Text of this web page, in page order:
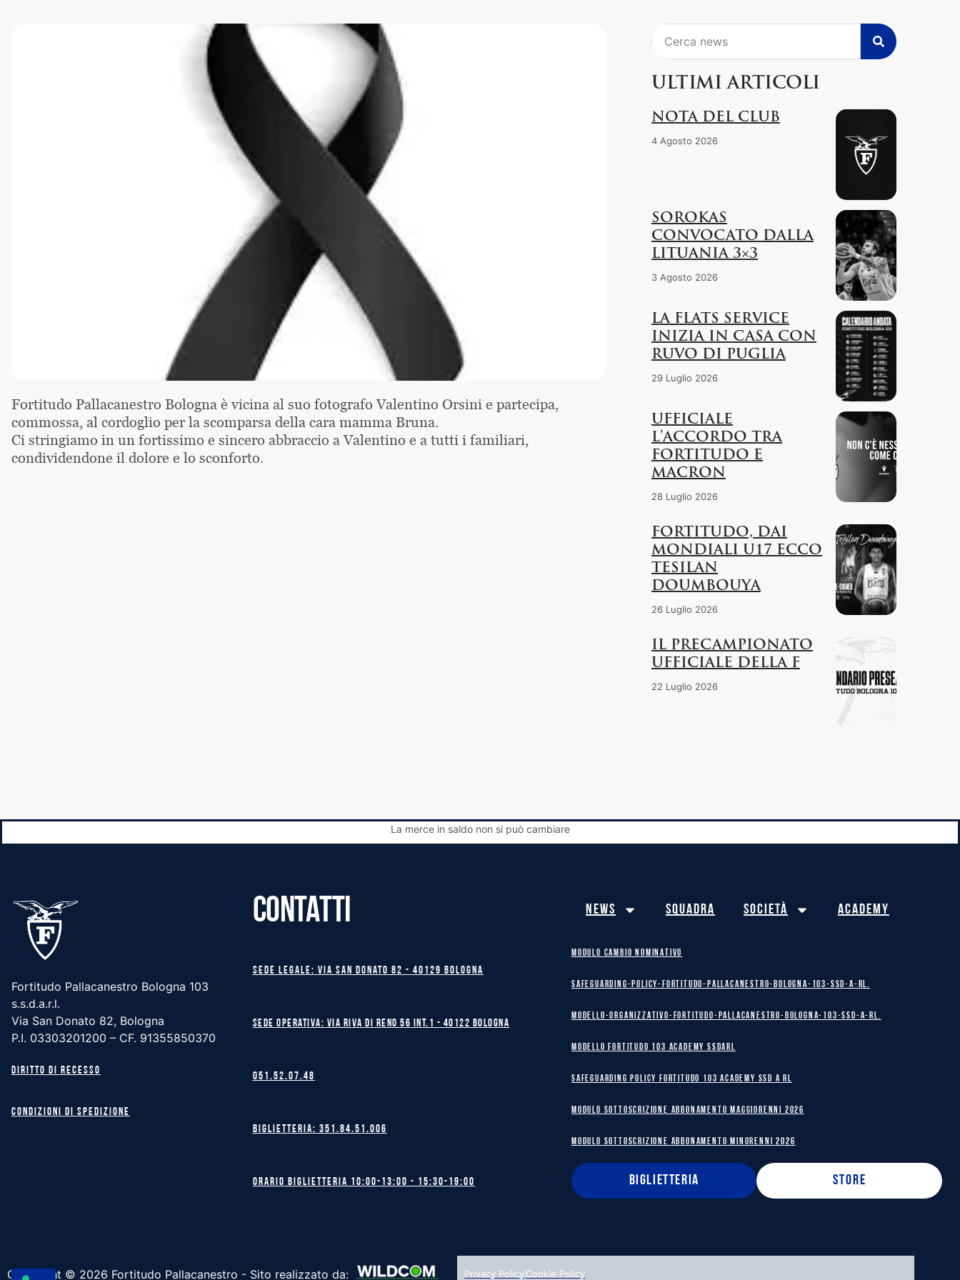
Fortitudo Pallacanestro Bologna è vicina al suo fotografo Valentino Orsini e partecipa,
commossa, al cordoglio per la scomparsa della cara mamma Bruna.
Ci stringiamo in un fortissimo e sincero abbraccio a Valentino e a tutti i familiari,
condividendone il dolore e lo sconforto.
ULTIMI ARTICOLI
NOTA DEL CLUB
4 Agosto 2026
SOROKAS
CONVOCATO DALLA
LITUANIA 3×3
3 Agosto 2026
LA FLATS SERVICE
INIZIA IN CASA CON
RUVO DI PUGLIA
29 Luglio 2026
UFFICIALE
L’ACCORDO TRA
FORTITUDO E
MACRON
28 Luglio 2026
FORTITUDO, DAI
MONDIALI U17 ECCO
TESILAN
DOUMBOUYA
26 Luglio 2026
IL PRECAMPIONATO
UFFICIALE DELLA F
22 Luglio 2026
La merce in saldo non si può cambiare
Fortitudo Pallacanestro Bologna 103
s.s.d.a.r.l.
Via San Donato 82, Bologna
P.I. 03303201200 – CF. 91355850370
Diritto di recesso
Condizioni di spedizione
CONTATTI
Sede legale: Via San Donato 82 - 40129 BOLOGNA
Sede operativa: Via Riva di Reno 56 int.1 - 40122 BOLOGNA
051.52.07.48
Biglietteria: 351.84.51.006
Orario biglietteria 10:00-13:00 - 15:30-19:00
News Squadra Società Academy
MODULO CAMBIO NOMINATIVO
safeguarding-policy-Fortitudo-Pallacanestro-Bologna-103-SSD-A-RL.
Modello-Organizzativo-Fortitudo-Pallacanestro-Bologna-103-SSD-A-RL.
MODELLO FORTITUDO 103 ACADEMY SSDARL
safeguarding policy Fortitudo 103 Academy SSD A RL
MODULO SOTTOSCRIZIONE ABBONAMENTO MAGGIORENNI 2026
MODULO SOTTOSCRIZIONE ABBONAMENTO MINORENNI 2026
BIGLIETTERIA STORE
Copyright © 2026 Fortitudo Pallacanestro - Sito realizzato da: Privacy PolicyCookie Policy